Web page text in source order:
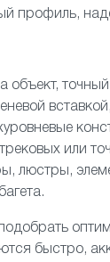
профиль,
объект,
или
люстры,
быстро,